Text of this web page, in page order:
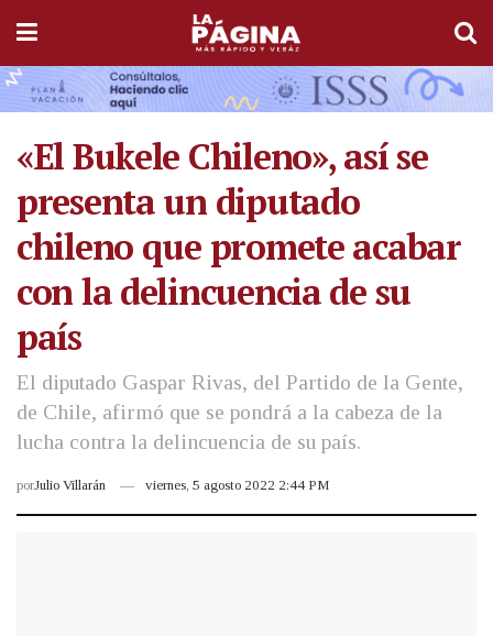
«El Bukele Chileno», así se
presenta un diputado
chileno que promete acabar
con la delincuencia de su
país
El diputado Gaspar Rivas, del Partido de la Gente,
de Chile, afirmó que se pondrá a la cabeza de la
lucha contra la delincuencia de su país.
porJulio Villarán viernes, 5 agosto 2022 2:44 PM